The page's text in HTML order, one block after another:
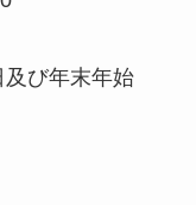
び年末年始